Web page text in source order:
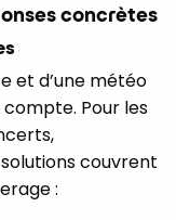
concrètes
et d’une météo
Pour les
couvrent
: